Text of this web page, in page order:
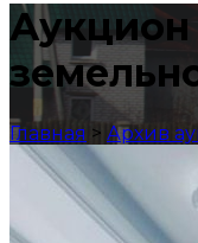
Аукцион
Главная > Архив